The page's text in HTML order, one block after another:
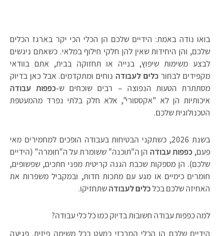
נודה באמת: הידיים שלכם הן הכלי הכי יקר בארגז הכלים
והן היחידות שאין להן חלקי חילוף במלאי. כשאתם ניגשים
משימות שיפוץ, בנייה או תחזוקה בבית, אתם בוודאי
לבחורכלים לעבודהנוחים ומתקדמים. אבל כאן בדיוק
הטעות הנפוצה – רבים שוכחים ש- כפפות עבודה
הן לא "אקססורי", אלא חלק בלתי נפרד מהמעטפת
שלכם.
בשנת 2026, כשתקני הבטיחות בעבודה הופכים למחמירים מאי
כפפות עבודההן ה"תוכנה" ששומרת על ה"חומרה" (הידיים
הן מספקות שכבת הגנה קריטית מפני חתכים, שפשופים,
כימיים או מגע עם מתכות חדות, ובמקביל משפרות את
שלכם בכלכלים לעבודהשתחזיקו.
כפפות עבודה חשובות בדיוק כמו כל כלי עבודה?
שלכם הן הכלי המרכזי כמעט בכל משימה פיזית. פגיעה